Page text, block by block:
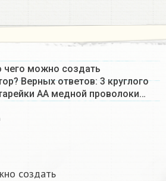
можно создать
Верных ответов: 3 круглого
AA медной проволоки…
создать